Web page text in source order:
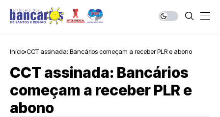
Início CCT assinada: Bancários começam a receber PLR e abono
CCT assinada: Bancários
começam a receber PLR e
abono